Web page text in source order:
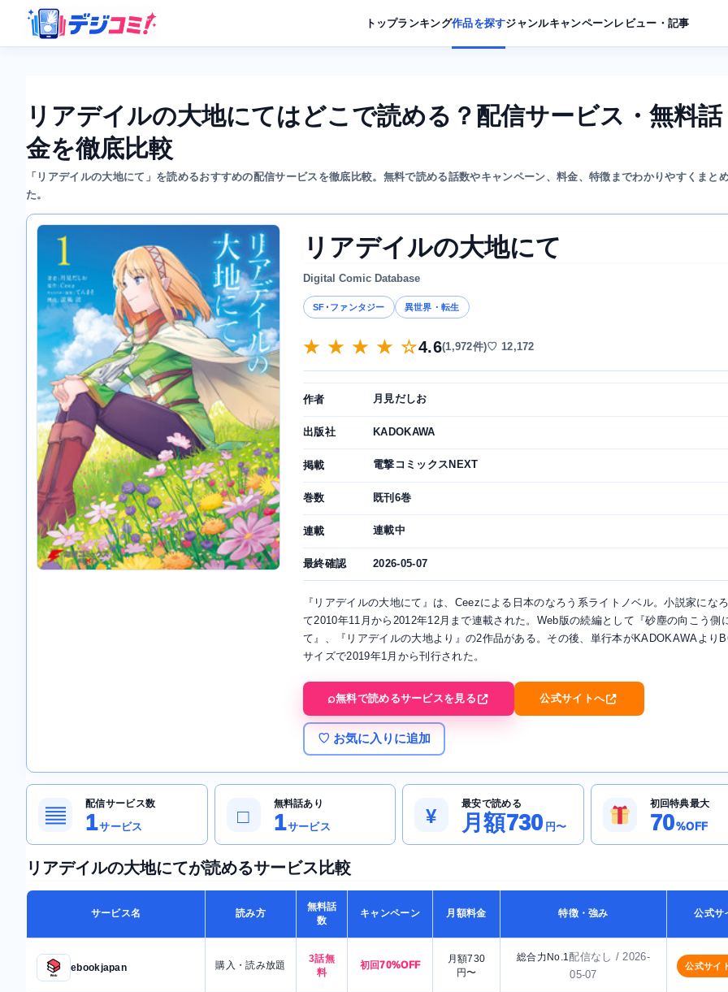
トップランキング作品を探すジャンルキャンペーンレビュー・記事
リアデイルの大地にてはどこで読める？配信サービス・無料話
金を徹底比較
「リアデイルの大地にて」を読めるおすすめの配信サービスを徹底比較。無料で読める話数やキャンペーン、料金、特徴までわかりやすくまと
た。
リアデイルの大地にて
Digital Comic Database
SF･ファンタジー 異世界・転生
★ ★ ★ ★ ☆4.6(1,972件)♡ 12,172
作者 月見だしお
出版社 KADOKAWA
掲載 電撃コミックスNEXT
巻数 既刊6巻
連載 連載中
最終確認 2026-05-07
『リアデイルの大地にて』は、Ceezによる日本のなろう系ライトノベル。小説家にな
て2010年11月から2012年12月まで連載された。Web版の続編として『砂塵の向こう側
て』、『リアデイルの大地より』の2作品がある。その後、単行本がKADOKAWAより
サイズで2019年1月から刊行された。
無料で読めるサービスを見る 公式サイトへ
♡ お気に入りに追加
▤
配信サービス数
1サービス □
無料話あり
1サービス ¥
最安で読める
月額730 円〜
初回特典最大
70%OFF
リアデイルの大地にてが読めるサービス比較
サービス名 読み方
無料話
数
キャンペーン 月額料金 特徴・強み 公式サ
ebookjapan 購入・読み放題
3話無
料
初回70%OFF
月額730
円〜
総合力No.1配信なし / 2026-
05-07
公式サイ